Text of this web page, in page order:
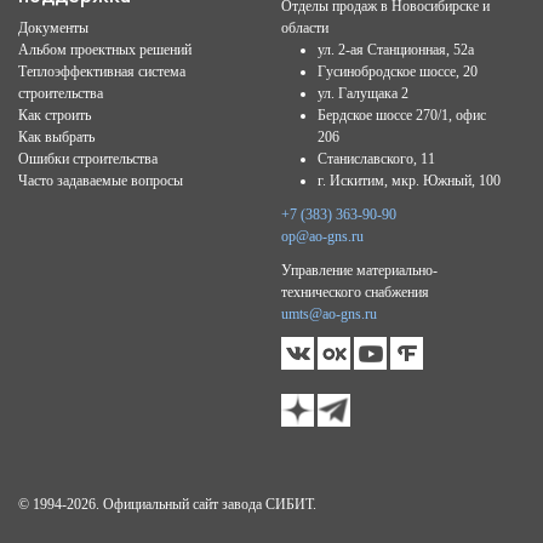
© 1994-2026. Официальный сайт завода СИБИТ.
Документы
Альбом проектных решений
Теплоэффективная система
строительства
Как строить
Как выбрать
Ошибки строительства
Часто задаваемые вопросы
Отделы продаж в Новосибирске и
области
ул. 2-ая Станционная, 52а
Гусинобродское шоссе, 20
ул. Галущака 2
Бердское шоссе 270/1, офис
206
Станиславского, 11
г. Искитим, мкр. Южный, 100
+7 (383) 363-90-90
op@ao-gns.ru
Управление материально-
технического снабжения
umts@ao-gns.ru